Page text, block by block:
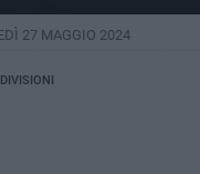
27 MAGGIO 2024